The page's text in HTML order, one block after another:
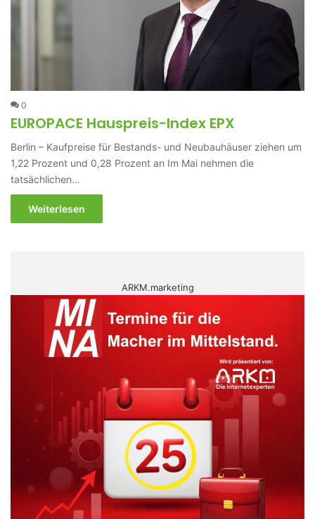
0
EUROPACE Hauspreis-Index EPX
Berlin – Kaufpreise für Bestands- und Neubauhäuser ziehen um
1,22 Prozent und 0,28 Prozent an Im Mai nehmen die
tatsächlichen…
Weiterlesen
ARKM.marketing